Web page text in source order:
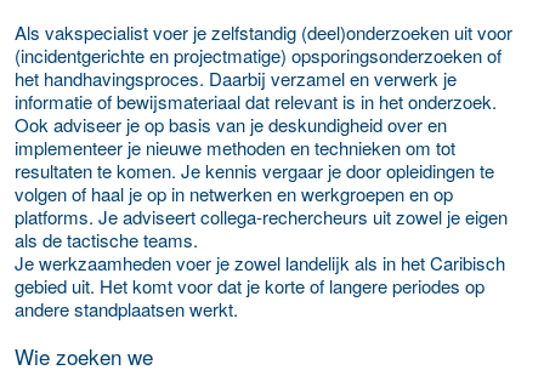
Als vakspecialist voer je zelfstandig (deel)onderzoeken uit voor
(incidentgerichte en projectmatige) opsporingsonderzoeken of
het handhavingsproces. Daarbij verzamel en verwerk je
informatie of bewijsmateriaal dat relevant is in het onderzoek.
Ook adviseer je op basis van je deskundigheid over en
implementeer je nieuwe methoden en technieken om tot
resultaten te komen. Je kennis vergaar je door opleidingen te
volgen of haal je op in netwerken en werkgroepen en op
platforms. Je adviseert collega-rechercheurs uit zowel je eigen
als de tactische teams.
Je werkzaamheden voer je zowel landelijk als in het Caribisch
gebied uit. Het komt voor dat je korte of langere periodes op
andere standplaatsen werkt.
Wie zoeken we